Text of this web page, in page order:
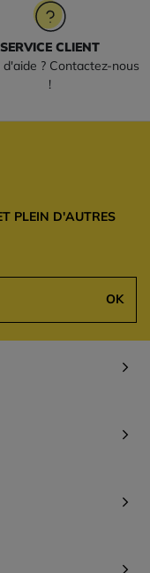
SERVICE CLIENT
d'aide ? Contactez-nous
!
PLEIN D'AUTRES
OK